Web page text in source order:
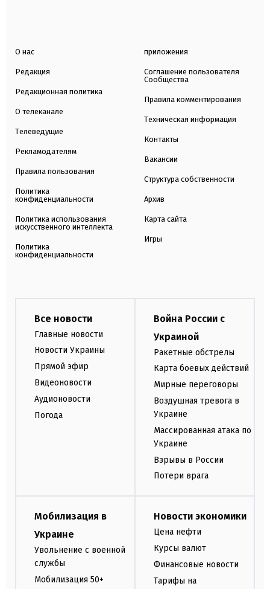
О нас
Редакция
Редакционная политика
О телеканале
Телеведущие
Рекламодателям
Правила пользования
Политика
конфиденциальности
Политика использования
искусственного интеллекта
Политика
конфиденциальности
приложения
Соглашение пользователя
Сообщества
Правила комментирования
Техническая информация
Контакты
Вакансии
Структура собственности
Архив
Карта сайта
Игры
Все новости
Главные новости
Новости Украины
Прямой эфир
Видеоновости
Аудионовости
Погода
Война России с
Украиной
Ракетные обстрелы
Карта боевых действий
Мирные переговоры
Воздушная тревога в
Украине
Массированная атака по
Украине
Взрывы в России
Потери врага
Мобилизация в
Украине
Увольнение с военной
службы
Мобилизация 50+
Новости экономики
Цена нефти
Курсы валют
Финансовые новости
Тарифы на